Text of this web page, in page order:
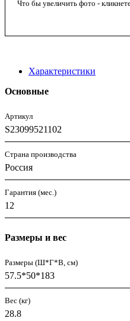
Что бы увеличить фото -
Характеристики
Основные
Артикул
S23099521102
Страна производства
Россия
Гарантия (мес.)
12
Размеры и вес
Размеры (Ш*Г*В, см)
57.5*50*183
Вес (кг)
28.8